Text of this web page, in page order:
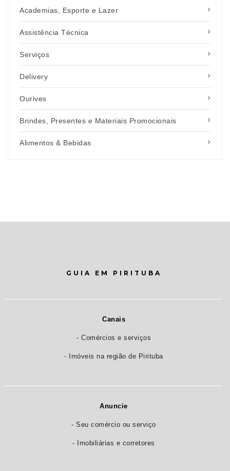
Academias, Esporte e Lazer
Assistência Técnica
Serviços
Delivery
Ourives
Brindes, Presentes e Materiais Promocionais
Alimentos & Bebidas
GUIA EM PIRITUBA
Canais
- Comércios e serviços
- Imóveis na região de Pirituba
Anuncie
- Seu comércio ou serviço
- Imobiliárias e corretores